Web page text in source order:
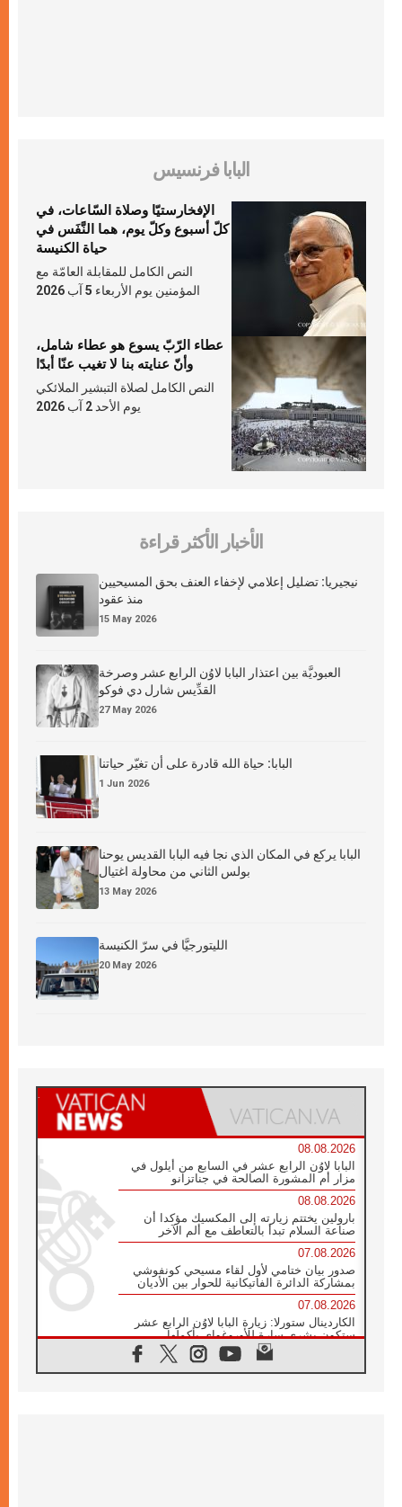
البابا فرنسيس
الإفخارستيّا وصلاة السّاعات، في
كلّ أسبوع وكلّ يوم، هما النَّفَس في
حياة الكنيسة
النص الكامل للمقابلة العامّة مع
المؤمنين يوم الأربعاء 5 آب 2026
عطاء الرّبّ يسوع هو عطاء شامل،
وأنّ عنايته بنا لا تغيب عنّا أبدًا
النص الكامل لصلاة التبشير الملائكي
يوم الأحد 2 آب 2026
الأخبار الأكثر قراءة
نيجيريا: تضليل إعلامي لإخفاء العنف بحق المسيحيين
منذ عقود
15 May 2026
العبوديَّة بين اعتذار البابا لاوُن الرابع عشر وصرخة
القدِّيس شارل دي فوكو
27 May 2026
البابا: حياة الله قادرة على أن تغيّر حياتنا
1 Jun 2026
البابا يركع في المكان الذي نجا فيه البابا القديس يوحنا
بولس الثاني من محاولة اغتيال
13 May 2026
الليتورجيَّا في سرّ الكنيسة
20 May 2026
08.08.2026
البابا لاوُن الرابع عشر في السابع من أيلول في
مزار أم المشورة الصالحة في جناتزانو
08.08.2026
بارولين يختتم زيارته إلى المكسيك مؤكدا أن
صناعة السلام تبدأ بالتعاطف مع ألم الآخر
07.08.2026
صدور بيان ختامي لأول لقاء مسيحي كونفوشي
بمشاركة الدائرة الفاتيكانية للحوار بين الأديان
07.08.2026
الكاردينال ستورلا: زيارة البابا لاوُن الرابع عشر
ستكون بشرى سارة للأوروغواي بأكملها
الفاتيكان يعلن برنامج الزيارة الرسولية للبابا لاوُن